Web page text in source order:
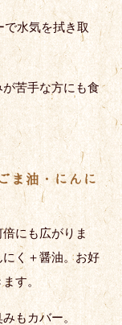
水気を拭き取
苦手な方にも食
ま油・にんに
にも広がりま
く＋醤油。お好
す。
もカバー。